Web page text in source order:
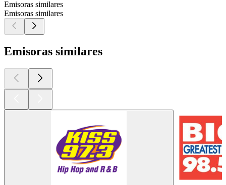
Emisoras similares
Emisoras similares
Emisoras similares